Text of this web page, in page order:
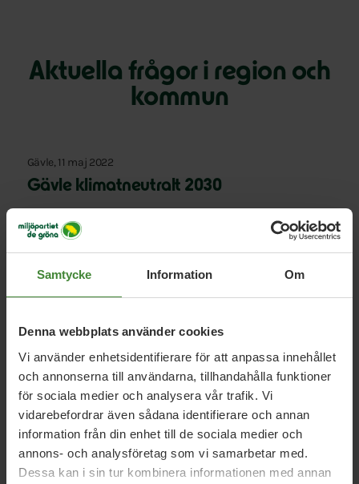
Samtycke Information Om
Denna webbplats använder cookies
Vi använder enhetsidentifierare för att anpassa innehållet
och annonserna till användarna, tillhandahålla funktioner
för sociala medier och analysera vår trafik. Vi
vidarebefordrar även sådana identifierare och annan
information från din enhet till de sociala medier och
annons- och analysföretag som vi samarbetar med.
Dessa kan i sin tur kombinera informationen med annan
Aktuella frågor i region och
kommun
Gävle, 11 maj 2022
Gävle klimatneutralt 2030
Gävle, 5 april 2018
Replik om vägslitage: ”En skatt som ger
åkeribranschen lika villkor”
Uppdrag medSabina